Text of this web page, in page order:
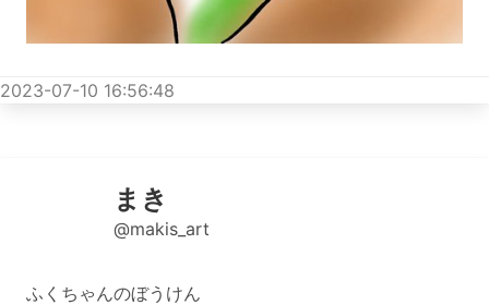
2023-07-10 16:56:48
まき
@makis_art
ふくちゃんのぼうけん